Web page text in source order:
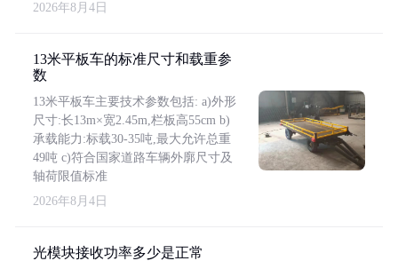
2026年8月4日
13米平板车的标准尺寸和载重参
数
13米平板车主要技术参数包括: a)外形
尺寸:长13m×宽2.45m,栏板高55cm b)
承载能力:标载30-35吨,最大允许总重
49吨 c)符合国家道路车辆外廓尺寸及
轴荷限值标准
2026年8月4日
光模块接收功率多少是正常